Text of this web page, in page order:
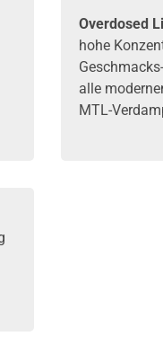
Overdosed
hohe
alle
MTL-